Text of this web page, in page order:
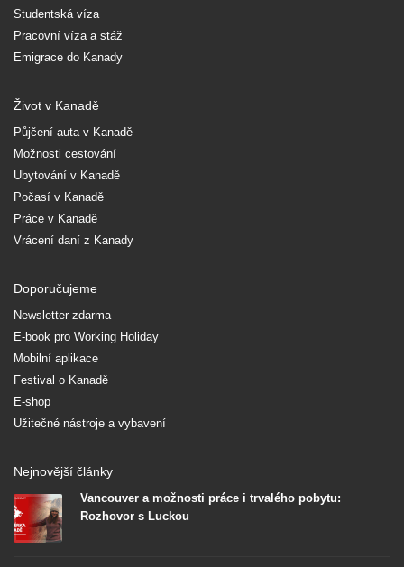
Studentská víza
Pracovní víza a stáž
Emigrace do Kanady
Život v Kanadě
Půjčení auta v Kanadě
Možnosti cestování
Ubytování v Kanadě
Počasí v Kanadě
Práce v Kanadě
Vrácení daní z Kanady
Doporučujeme
Newsletter zdarma
E-book pro Working Holiday
Mobilní aplikace
Festival o Kanadě
E-shop
Užitečné nástroje a vybavení
Nejnovější články
Vancouver a možnosti práce i trvalého pobytu:
Rozhovor s Luckou